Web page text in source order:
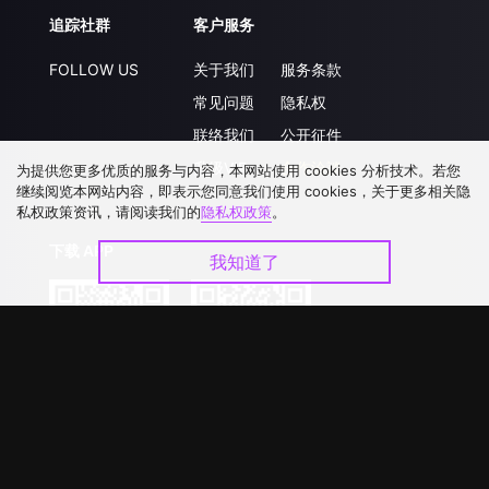
追踪社群
FOLLOW US
客户服务
关于我们
常见问题
联络我们
升级VIP
服务条款
隐私权
公开征件
合作洽談
为提供您更多优质的服务与内容，本网站使用 cookies 分析技术。若您
继续阅览本网站内容，即表示您同意我们使用 cookies，关于更多相关隐
私权政策资讯，请阅读我们的隐私权政策。
我知道了